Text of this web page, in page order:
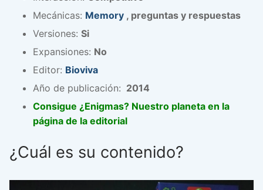
Mecánicas: Memory , preguntas y respuestas
Versiones: Si
Expansiones: No
Editor: Bioviva
Año de publicación: 2014
Consigue ¿Enigmas? Nuestro planeta en la
página de la editorial
¿Cuál es su contenido?